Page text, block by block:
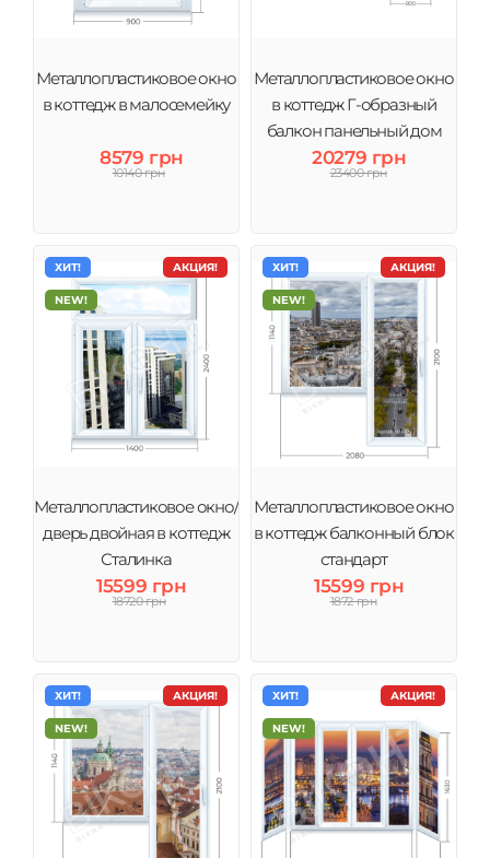
Металлопластиковое окно
в коттедж в малосемейку
8579 грн
10140 грн
Металлопластиковое окно
в коттедж Г-образный
балкон панельный дом
20279 грн
23400 грн
АКЦИЯ!
ХИТ!
NEW!
Металлопластиковое окно/
дверь двойная в коттедж
Сталинка
15599 грн
18720 грн
АКЦИЯ!
ХИТ!
NEW!
Металлопластиковое окно
в коттедж балконный блок
стандарт
15599 грн
1872 грн
АКЦИЯ!
ХИТ!
NEW!
АКЦИЯ!
ХИТ!
NEW!